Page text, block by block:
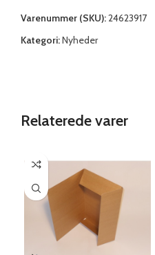
Varenummer (SKU):24623917
Kategori:Nyheder
Relaterede varer